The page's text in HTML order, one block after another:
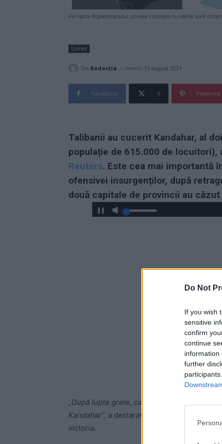
Do Not
If you wish
sensitive
confirm
continue
information
further
Pe harta Afganistanului, zonele colorate cu verde sunt
Lumea
De Redacţia - vineri, 13 august 2021
Facebook X Pinterest
Talibanii au cucerit Kandahar, al
populație de 615.000 de
Reuters. Este cea mai importantă
ofensivei insurgenților, după
două capitale de provincii au
„După lupte grele, care au avut loc
Kandahar”, a declarat un oficial
victoria.